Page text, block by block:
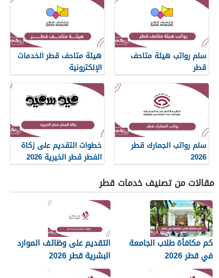
سلم رواتب هيئة متاحف
قطر
هيئة متاحف قطر الخدمات
الإلكترونية
سلم رواتب الجمارك قطر
2026
خطوات التقديم على زكاة
الفطر قطر الخيرية 2026
مقالات من تصنيف خدمات قطر
كم مكافأة طلاب الجامعة
في قطر 2026
التقديم على وظائف الموارد
البشرية قطر 2026